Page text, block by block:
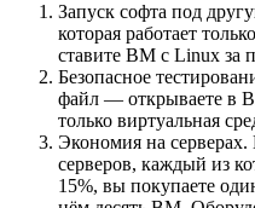
Запуск софта под
которая работает
ставите ВМ с Linux за
Безопасное
файл — открываете в
только виртуальная
Экономия на серверах.
серверов, каждый из
15%, вы покупаете